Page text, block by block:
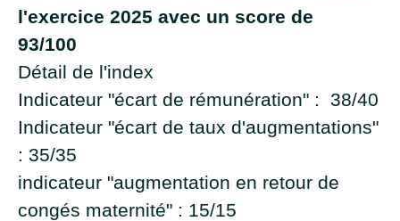
l'exercice 2025 avec un score de
93/100
Détail de l'index
Indicateur "écart de rémunération" : 38/40
Indicateur "écart de taux d'augmentations"
: 35/35
indicateur "augmentation en retour de
congés maternité" : 15/15